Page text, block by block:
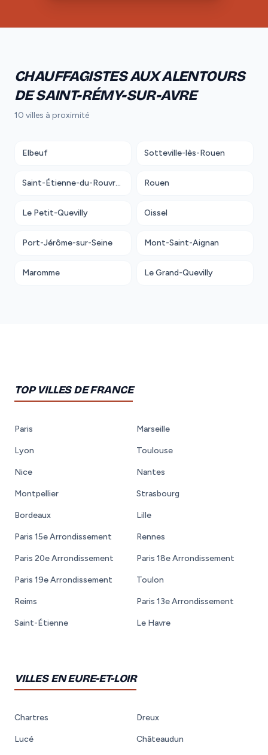
CHAUFFAGISTES AUX ALENTOURS
DE SAINT-RÉMY-SUR-AVRE
10 villes à proximité
Elbeuf Sotteville-lès-Rouen
Saint-Étienne-du-Rouvray Rouen
Le Petit-Quevilly Oissel
Port-Jérôme-sur-Seine Mont-Saint-Aignan
Maromme Le Grand-Quevilly
TOP VILLES DE FRANCE
Paris Marseille
Lyon Toulouse
Nice Nantes
Montpellier Strasbourg
Bordeaux Lille
Paris 15e Arrondissement Rennes
Paris 20e Arrondissement Paris 18e Arrondissement
Paris 19e Arrondissement Toulon
Reims Paris 13e Arrondissement
Saint-Étienne Le Havre
VILLES EN EURE-ET-LOIR
Chartres Dreux
Lucé Châteaudun